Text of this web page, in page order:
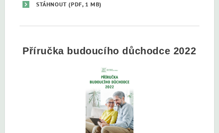
STÁHNOUT(PDF, 1 MB)
Příručka budoucího důchodce 2022